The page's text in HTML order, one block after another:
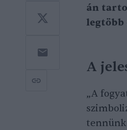
án
legtöbb
A
„A
tennünk